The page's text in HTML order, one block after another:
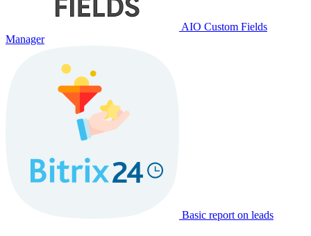
AIO Custom Fields
Manager
Basic report on leads